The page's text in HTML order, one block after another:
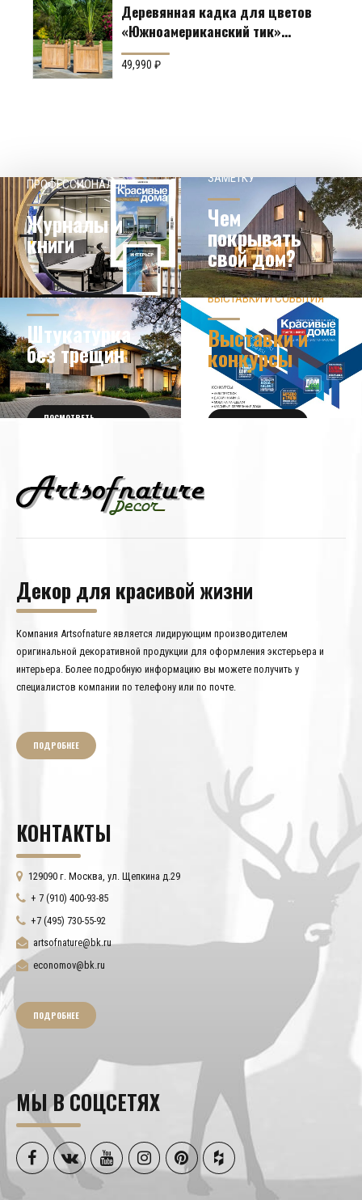
Деревянная кадка для цветов
«Южноамериканский тик»
Производство: Англия
49,990₽
ПРОФЕССИОНАЛОВ
Журналы и
книги
НОВОСТИ ИЗ МИРА
ДИЗАЙНА
ЗАМЕТКУ
Чем
покрывать
свой дом?
УЗНАТЬ БОЛЬШЕ
ЗНАЕТЕ ЛИ ВЫ?
Штукатурка
без трещин
ПОСМОТРЕТЬ
ВЫСТАВКИ И СОБЫТИЯ
Выставки и
конкурсы
ПОЛУЧИТЬ БИЛЕТ
Декор для красивой жизни
Компания Artsofnature является лидирующим производителем
оригинальной декоративной продукции для оформления экстерьера и
интерьера. Более подробную информацию вы можете получить у
специалистов компании по телефону или по почте.
ПОДРОБНЕЕ
КОНТАКТЫ
129090 г. Москва, ул. Щепкина д.29
+ 7 (910) 400-93-85
+7 (495) 730-55-92
artsofnature@bk.ru
economov@bk.ru
ПОДРОБНЕЕ
МЫ В СОЦСЕТЯХ